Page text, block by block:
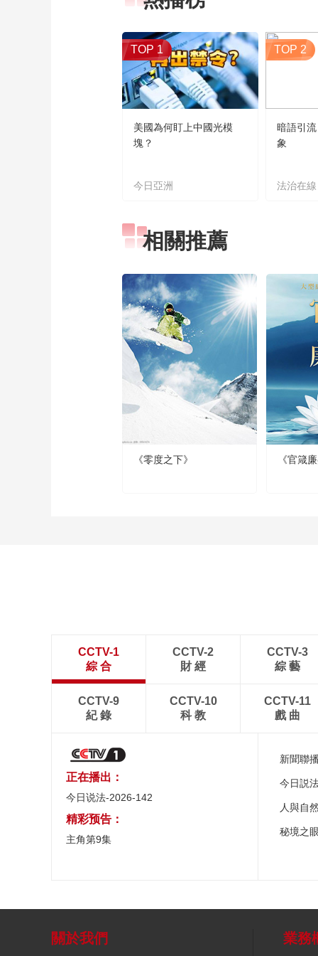
TOP 1
美國為何盯上中國光模
塊？
今日亞洲
TOP 2
暗語引
象
法治在線
相關推薦
《零度之下》 《官箴
CCTV-1
綜 合
CCTV-2
財 經
CCTV-3
綜 藝
CCTV-9
紀 錄
CCTV-10
科 教
CCTV-11
戲 曲
正在播出：
今日说法-2026-142
精彩预告：
主角第9集
新聞聯
今日説
人與自
秘境之
關於我們 業務